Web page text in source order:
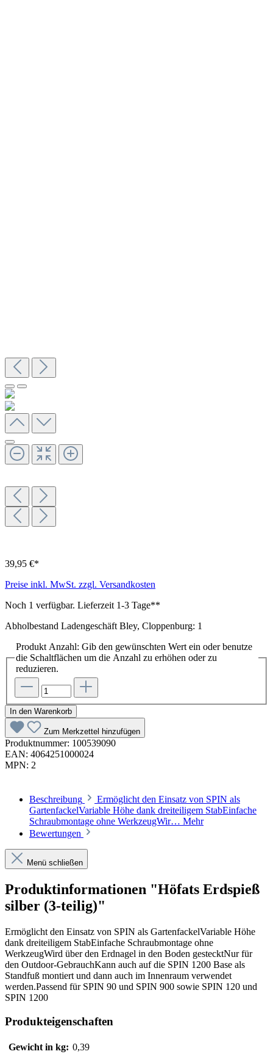
39,95 €*
Preise inkl. MwSt. zzgl. Versandkosten
Noch 1 verfügbar. Lieferzeit 1-3 Tage**
Abholbestand Ladengeschäft Bley, Cloppenburg: 1
Produkt Anzahl: Gib den gewünschten Wert ein oder benutze
die Schaltflächen um die Anzahl zu erhöhen oder zu
reduzieren.
In den Warenkorb
Zum Merkzettel hinzufügen
Produktnummer: 100539090
EAN: 4064251000024
MPN: 2
Beschreibung
Ermöglicht den Einsatz von SPIN als
GartenfackelVariable Höhe dank dreiteiligem StabEinfache
Schraubmontage ohne WerkzeugWir… Mehr
Bewertungen
Menü schließen
Produktinformationen "Höfats Erdspieß
silber (3-teilig)"
Ermöglicht den Einsatz von SPIN als GartenfackelVariable Höhe
dank dreiteiligem StabEinfache Schraubmontage ohne
WerkzeugWird über den Erdnagel in den Boden gestecktNur für
den Outdoor-GebrauchKann auch auf die SPIN 1200 Base als
Standfuß montiert und dann auch im Innenraum verwendet
werden.Passend für SPIN 90 und SPIN 900 sowie SPIN 120 und
SPIN 1200
Produkteigenschaften
Gewicht in kg: 0,39